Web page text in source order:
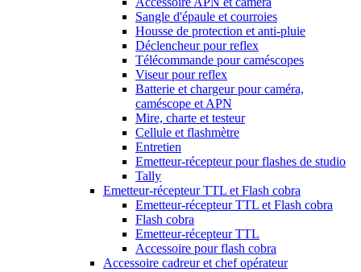
Sangle d'épaule et courroies
Housse de protection et anti-pluie
Déclencheur pour reflex
Télécommande pour caméscopes
Viseur pour reflex
Batterie et chargeur pour caméra,
caméscope et APN
Mire, charte et testeur
Cellule et flashmètre
Entretien
Emetteur-récepteur pour flashes de studio
Tally
Emetteur-récepteur TTL et Flash cobra
Emetteur-récepteur TTL et Flash cobra
Flash cobra
Emetteur-récepteur TTL
Accessoire pour flash cobra
Accessoire cadreur et chef opérateur